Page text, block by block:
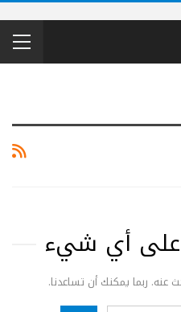
على أي شيء
عنه. ربما يمكنك أن تساعدنا.